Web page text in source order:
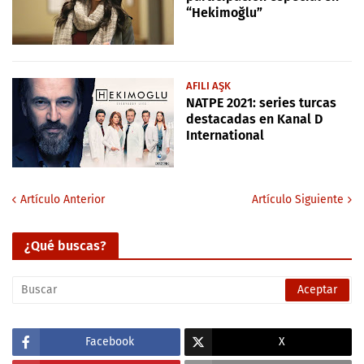
“Hekimoğlu”
AFILI AŞK
NATPE 2021: series turcas
destacadas en Kanal D
International
Artículo Anterior Artículo Siguiente
¿Qué buscas?
Facebook X